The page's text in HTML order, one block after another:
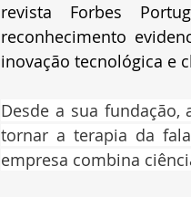
revista Forbes
reconhecimento
inovação tecnológica e
Desde a sua fundação,
tornar a terapia da
empresa combina